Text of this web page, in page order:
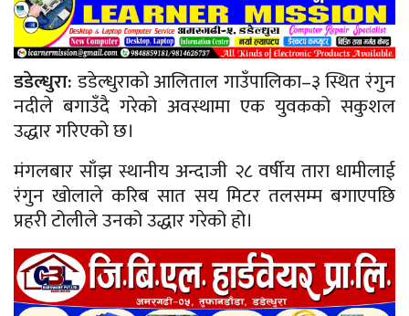
डडेल्धुरा: डडेल्धुराको आलिताल गाउँपालिका–३ स्थित रंगुन
नदीले बगाउँदै गरेको अवस्थामा एक युवकको सकुशल
उद्धार गरिएको छ।
मंगलबार साँझ स्थानीय अन्दाजी २८ वर्षीय तारा धामीलाई
रंगुन खोलाले करिब सात सय मिटर तलसम्म बगाएपछि
प्रहरी टोलीले उनको उद्धार गरेको हो।